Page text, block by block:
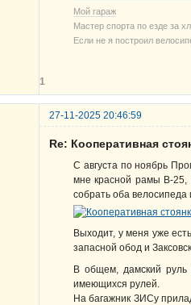
Мой гараж
Мастер спорта по езде за
Если не я построил
1
27-11-2025 20:46:59
Re: Кооперативная
С августа по ноябрь
мне красной рамы В-25,
собрать оба
Выходит, у меня уже
запасной обод и
В общем, дамский
имеющихся рулей.
На багажник ЗИСу